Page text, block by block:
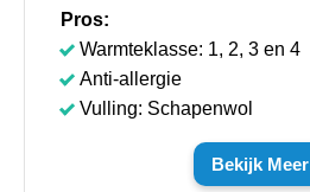
Pros:
Warmteklasse: 1, 2, 3 en 4
Anti-allergie
Vulling: Schapenwol
Bekijk Meer